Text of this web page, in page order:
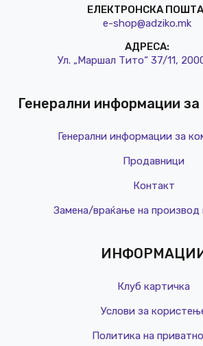
ЕЛЕКТРОНСКА
e-shop@adziko.mk
АДРЕСА:
Ул. „Маршал Тито“ 37/11,
Генерални информации за
Генерални информации за
Продавници
Контакт
Замена/враќање на производ
Клуб картичка
Услови за
Политика на